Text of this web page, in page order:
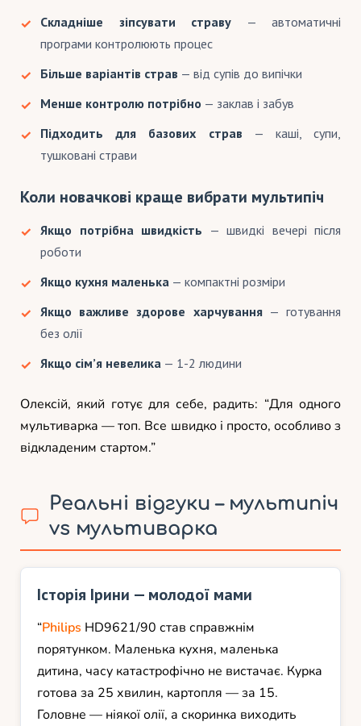
Складніше зіпсувати страву — автоматичні
програми контролюють процес
Більше варіантів страв — від супів до випічки
Менше контролю потрібно — заклав і забув
Підходить для базових страв — каші, супи,
тушковані страви
Коли новачкові краще вибрати мультипіч
Якщо потрібна швидкість — швидкі вечері після
роботи
Якщо кухня маленька — компактні розміри
Якщо важливе здорове харчування— готування
без олії
Якщо сім’я невелика — 1-2 людини
Олексій, який готує для себе, радить: “Для одного
мультиварка — топ. Все швидко і просто, особливо з
відкладеним стартом.”
Реальні відгуки – мультипіч
vs мультиварка
Історія Ірини — молодої мами
“Philips HD9621/90 став справжнім
порятунком. Маленька кухня, маленька
дитина, часу катастрофічно не вистачає. Курка
готова за 25 хвилин, картопля — за 15.
Головне — ніякої олії, а скоринка виходить